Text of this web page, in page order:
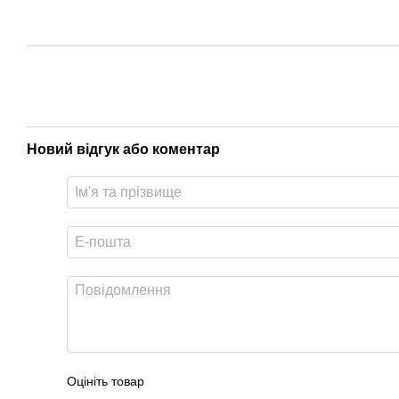
Новий відгук або коментар
Оцініть товар